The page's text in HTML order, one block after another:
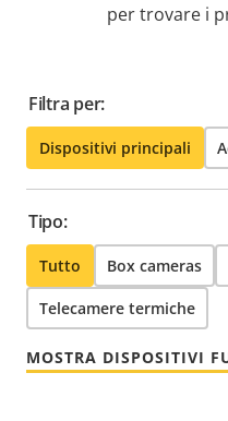
per trovare i
Filtra per:
Dispositivi principali
Tipo:
Tutto Box cameras
Telecamere termiche
MOSTRA DISPOSITIVI